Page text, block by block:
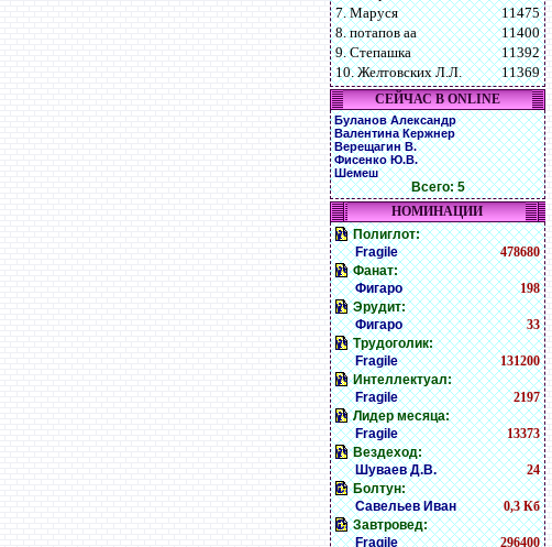
7. Маруся
11475
8. потапов аа
11400
9. Степашка
11392
10. Желтовских Л.Л.
11369
СЕЙЧАС В ONLINE
Буланов Александр
Валентина Кержнер
Верещагин В.
Фисенко Ю.В.
Шемеш
Всего: 5
НОМИНАЦИИ
Полиглот:
Fragile
478680
Фанат:
Фигаро
198
Эрудит:
Фигаро
33
Трудоголик:
Fragile
131200
Интеллектуал:
Fragile
2197
Лидер месяца:
Fragile
13373
Вездеход:
Шуваев Д.В.
24
Болтун:
Савельев Иван
0,3 Кб
Завтровед:
Fragile
296400